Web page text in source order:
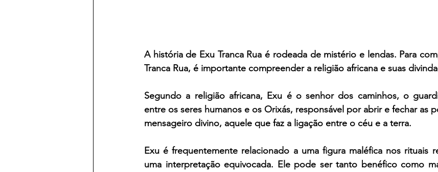
A história de Exu Tranca Rua é rodeada de mistério e lendas. Para
Tranca Rua, é importante compreender a religião africana e suas
Segundo a religião africana, Exu é o senhor dos caminhos, o
entre os seres humanos e os Orixás, responsável por abrir e fechar as
mensageiro divino, aquele que faz a ligação entre o céu e a terra.
Exu é frequentemente relacionado a uma figura maléfica nos rituais
uma interpretação equivocada. Ele pode ser tanto benéfico como